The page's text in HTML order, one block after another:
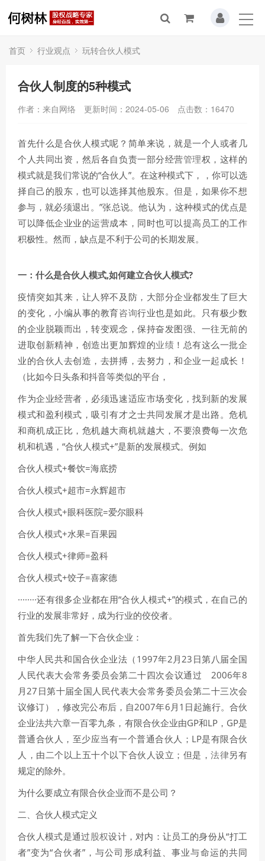
首页 行业观点 玩转合伙人模式
合伙人制度的5种模式
作者：来自网络 更新时间：2024-05-06 点击数： 16470
首先什么是合伙人模式呢？简单来说，就是一个人或者几
个人共同出资，然后各自负责一部分经营管理权，这样的
模式就是我们常说的“合伙人”。在这种模式下，，你可以选
择自己的股东，也可以选择其他股东。但是，如果你不想
参与，就必须退出。”张总说。他认为，这种模式的优点是
可以降低企业业的运营成本，同时也可以提高员工的工作
积极性。然而，缺点是不利于公司的长期发展。
一：什么是合伙人模式,如何建立合伙人模式?
疫情突如其来，让人猝不及防，大部分企业都发生了巨大
的变化，小编从事的教育咨询行业也是如此。只有极少数
的企业脱颖而出，转变观念，保持奋发图强、一往无前的
进取创新精神，创造出更加辉煌的业绩 ！总有这么一批企
业的合伙人去创造，去拼搏，去努力，和企业一起成长！
（比如今日头条和抖音等类似的平台，
作为企业经营者，必须迅速适应市场变化，找到新的发展
模式和盈利模式，吸引有才之士共同发展才是出路。危机
和商机成正比，危机越大商机就越大，不要浪费每一次危
机和机遇，“合伙人模式+”是新的发展模式。例如
合伙人模式+餐饮=海底捞
合伙人模式+超市=永辉超市
合伙人模式+眼科医院=爱尔眼科
合伙人模式+水果=百果园
合伙人模式+律师=盈科
合伙人模式+饺子=喜家德
········还有很多企业都在用“合伙人模式+”的模式，在自己的
行业的发展非常好，成为行业的佼佼者。
首先我们先了解一下合伙企业：
中华人民共和国合伙企业法（1997年2月23日第八届全国
人民代表大会常务委员会第二十四次会议通过 2006年8
月27日第十届全国人民代表大会常务委员会第二十三次会
议修订），修改完公布后，自2007年6月1日起施行。合伙
企业法共六章一百零九条，有限合伙企业由GP和LP，GP是
普通合伙人，至少应当有一个普通合伙人；LP是有限合伙
人，由二个以上五十个以下合伙人设立；但是，法律另有
规定的除外。
为什么要成立有限合伙企业而不是公司？
二、合伙人模式定义
合伙人模式是通过股权设计，对内：让员工的身份从“打工
者”变为“合伙者”，与公司形成利益、事业与命运的共同